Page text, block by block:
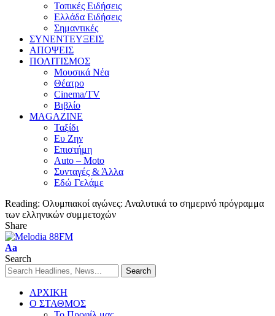
Τοπικές Ειδήσεις
Ελλάδα Ειδήσεις
Σημαντικές
ΣΥΝΕΝΤΕΥΞΕΙΣ
ΑΠΟΨΕΙΣ
ΠΟΛΙΤΙΣΜΟΣ
Μουσικά Νέα
Θέατρο
Cinema/TV
Βιβλίο
MAGAZINE
Ταξίδι
Ευ Ζην
Επιστήμη
Auto – Moto
Συνταγές & Άλλα
Εδώ Γελάμε
Reading: Ολυμπιακοί αγώνες: Αναλυτικά το σημερινό πρόγραμμα
των ελληνικών συμμετοχών
Share
Aa
Search
ΑΡΧΙΚΗ
Ο ΣΤΑΘΜΟΣ